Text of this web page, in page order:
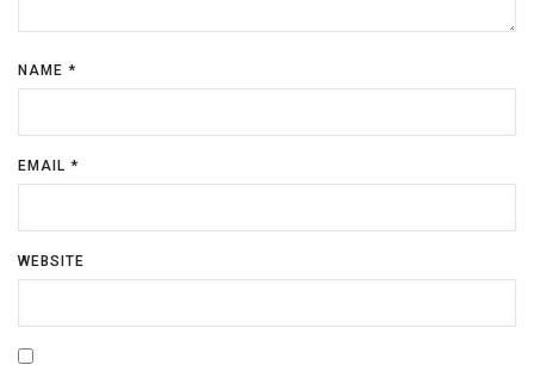
NAME *
EMAIL *
WEBSITE